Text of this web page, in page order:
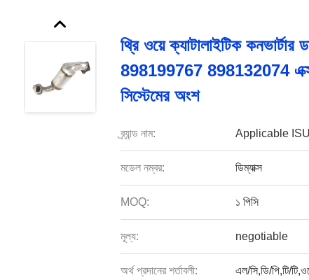
থ্রি ওয়ে ক্যাটালাইটিক
898199767 898132074
সিস্টেমের অংশ
ব্র্যান্ড নাম:
মডেল নম্বর: ডিম্যাক্স
MOQ: ১ পিসি
মূল্য: negotiable
অর্থ প্রদানের শর্তাবলী: এল/সি,ডি/পি,টি/